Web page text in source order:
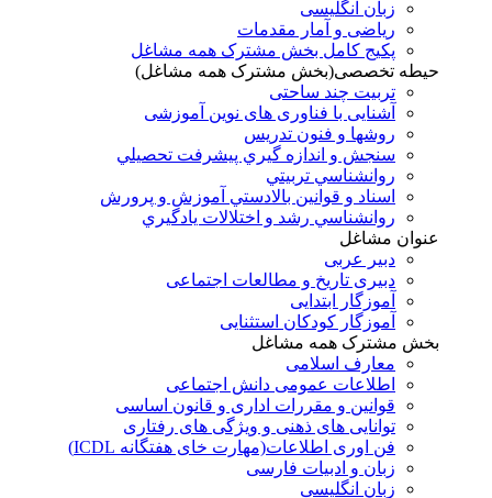
زبان انگلیسی
ریاضی و آمار مقدمات
پکیج کامل بخش مشترک همه مشاغل
حیطه تخصصی(بخش مشترک همه مشاغل)
تربیت چند ساحتی
آشنایی با فناوری های نوین آموزشی
روشها و فنون تدريس
سنجش و اندازه گيري پيشرفت تحصيلي
روانشناسي تربيتي
اسناد و قوانين بالادستي آموزش و پرورش
روانشناسي رشد و اختلالات يادگيري
عنوان مشاغل
دبير عربی
دبیری تاریخ و مطالعات اجتماعی
آموزگار ابتدایی
آموزگار کودکان استثنایی
بخش مشترک همه مشاغل
معارف اسلامی
اطلاعات عمومی دانش اجتماعی
قوانین و مقررات اداری و قانون اساسی
توانایی های ذهنی و ویژگی های رفتاری
فن اوری اطلاعات(مهارت خای هفتگانه ICDL)
زبان و ادبیات فارسی
زبان انگلیسی